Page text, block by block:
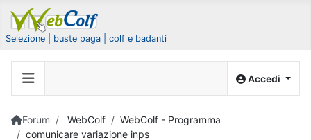
Selezione | buste paga | colf e badanti
Accedi
Forum WebColf
WebColf - Programma
comunicare variazione inps